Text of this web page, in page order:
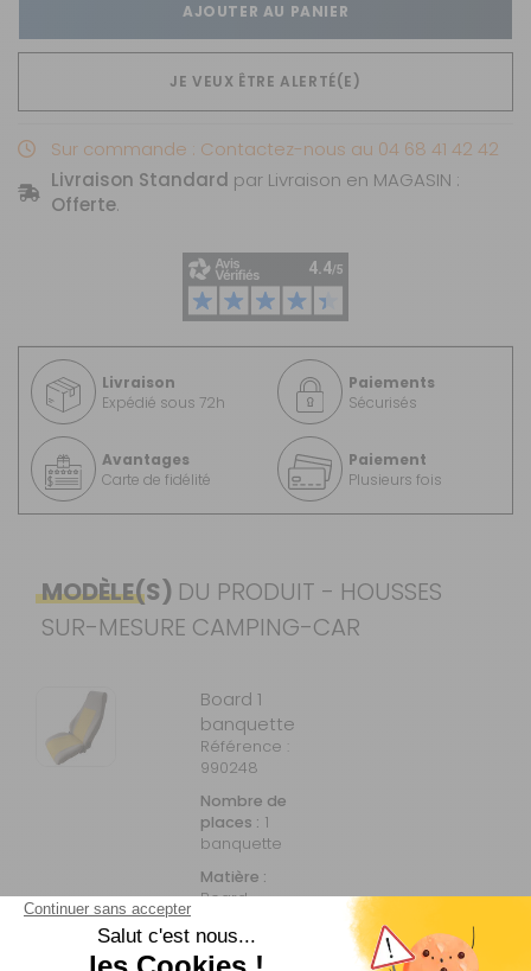
AJOUTER AU PANIER
JE VEUX ÊTRE ALERTÉ(E)
Sur commande : Contactez-nous au 04 68 41 42 42
Livraison Standard par Livraison en MAGASIN :
Offerte.
Livraison
Expédié sous 72h
Paiements
Sécurisés
Avantages
Carte de fidélité
Paiement
Plusieurs fois
MODÈLE(S) DU PRODUIT - HOUSSES
SUR-MESURE CAMPING-CAR
Board 1
banquette
Référence :
990248
Nombre de
places : 1
banquette
Matière :
Board
260 €TTC
Voir plus +